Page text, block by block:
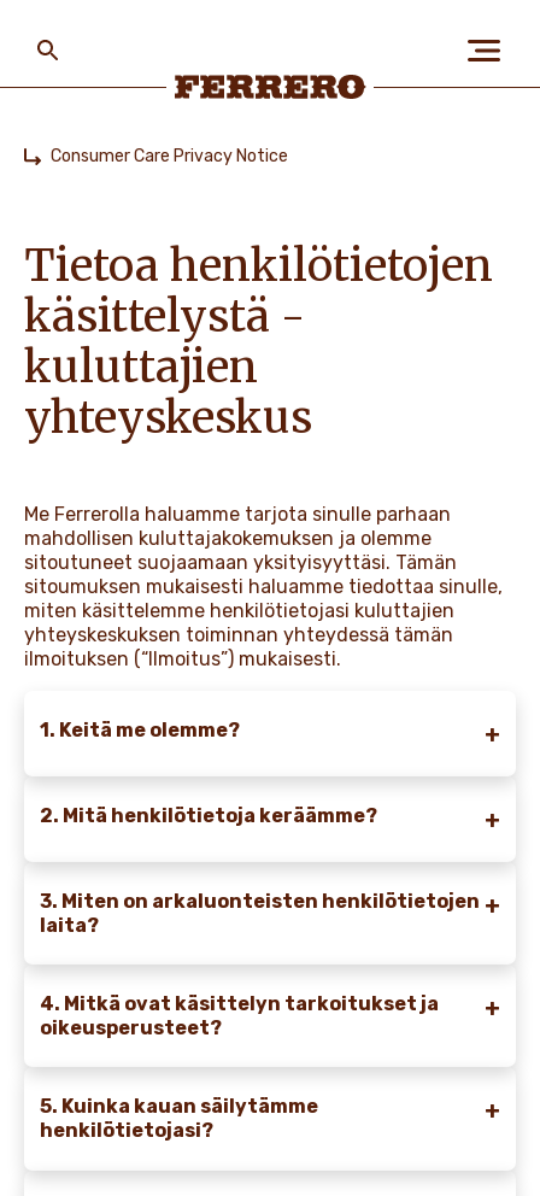
IHMISET JA YMPÄRISTÖ
TUOTEMERKKIMME
main
content
Consumer Care Privacy Notice
Tietoa henkilötietojen
käsittelystä -
kuluttajien
yhteyskeskus
Me Ferrerolla haluamme tarjota sinulle parhaan
mahdollisen kuluttajakokemuksen ja olemme
sitoutuneet suojaamaan yksityisyyttäsi. Tämän
sitoumuksen mukaisesti haluamme tiedottaa sinulle,
miten käsittelemme henkilötietojasi kuluttajien
yhteyskeskuksen toiminnan yhteydessä tämän
ilmoituksen (“Ilmoitus”) mukaisesti.
1. Keitä me olemme?
2. Mitä henkilötietoja keräämme?
3. Miten on arkaluonteisten henkilötietojen
laita?
4. Mitkä ovat käsittelyn tarkoitukset ja
oikeusperusteet?
5. Kuinka kauan säilytämme
henkilötietojasi?